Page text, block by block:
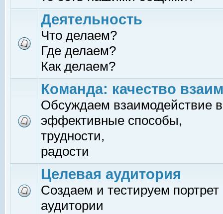
Деятельность
Что делаем?
Где делаем?
Как делаем?
Команда: качество
Обсуждаем взаимодействие
эффективные способы,
трудности,
радости
Целевая аудитория
Создаем и тестируем
аудитории